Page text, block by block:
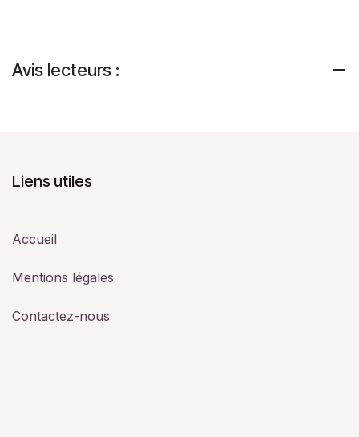
Avis lecteurs :
Liens utiles
Accueil
Mentions légales
Contactez-nous